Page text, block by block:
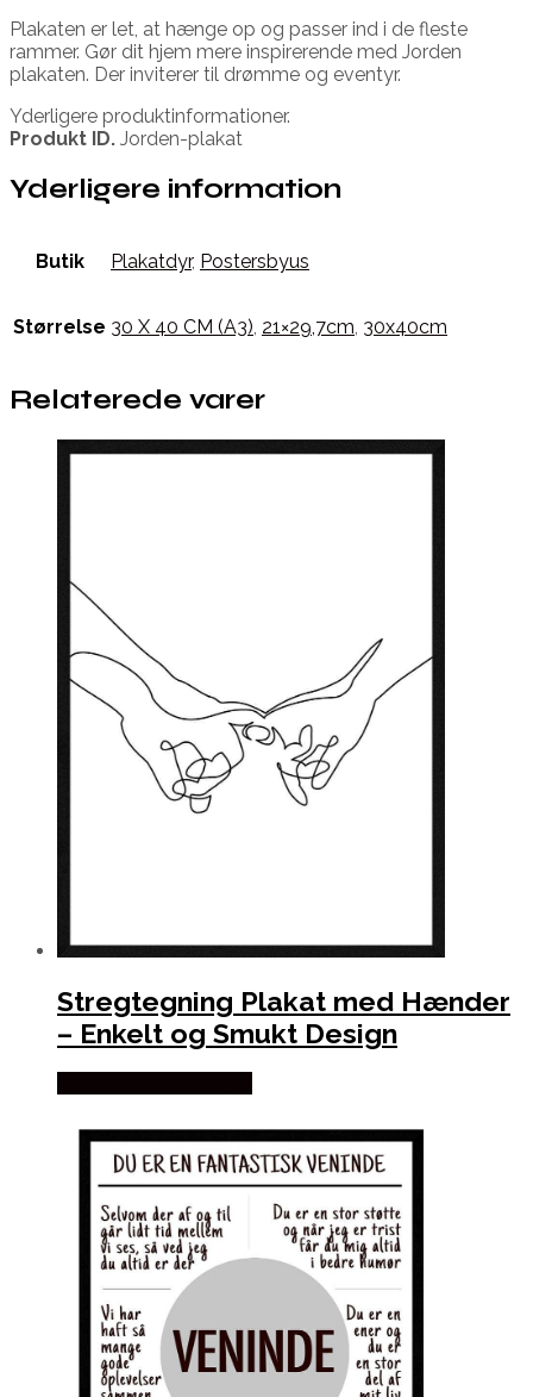
Plakaten er let, at hænge op og passer ind i de fleste
rammer. Gør dit hjem mere inspirerende med Jorden
plakaten. Der inviterer til drømme og eventyr.
Yderligere produktinformationer.
Produkt ID. Jorden-plakat
Yderligere information
Butik Plakatdyr, Postersbyus
Størrelse 30 X 40 CM (A3), 21×29,7cm, 30x40cm
Relaterede varer
Stregtegning Plakat med Hænder
– Enkelt og Smukt Design